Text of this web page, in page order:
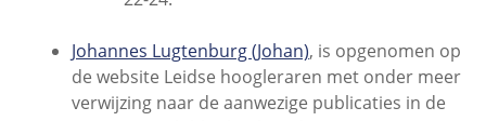
Johannes Lugtenburg (Johan), is opgenomen op
de website Leidse hoogleraren met onder meer
verwijzing naar de aanwezige publicaties in de